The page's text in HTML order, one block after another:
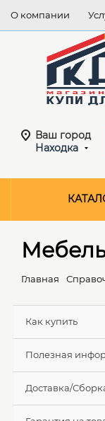
О компании
Ваш город
Находка
Главная
Как купить
Полезная
Доставка/